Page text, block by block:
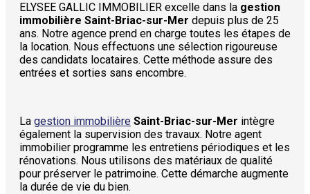
ELYSEE GALLIC IMMOBILIER excelle dans la gestion
immobilière Saint-Briac-sur-Mer depuis plus de 25
ans. Notre agence prend en charge toutes les étapes de
la location. Nous effectuons une sélection rigoureuse
des candidats locataires. Cette méthode assure des
entrées et sorties sans encombre.
La gestion immobilière Saint-Briac-sur-Mer intègre
également la supervision des travaux. Notre agent
immobilier programme les entretiens périodiques et les
rénovations. Nous utilisons des matériaux de qualité
pour préserver le patrimoine. Cette démarche augmente
la durée de vie du bien.